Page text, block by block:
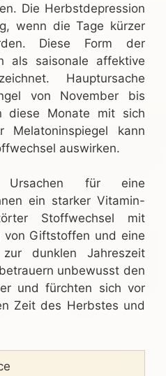
Die Herbstdepression
wenn die Tage kürzer
Diese Form der
als saisonale affektive
Hauptursache
von November bis
diese Monate mit sich
Melatoninspiegel kann
auswirken.
Ursachen für eine
ein starker Vitamin-
Stoffwechsel mit
von Giftstoffen und eine
dunklen Jahreszeit
unbewusst den
und fürchten sich vor
Zeit des Herbstes und